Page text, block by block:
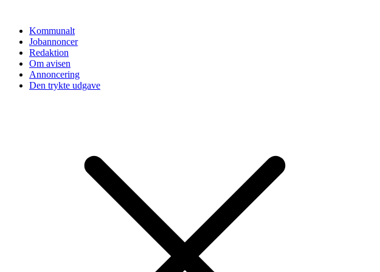
indholdKommunalt
Jobannoncer
Redaktion
Om avisen
Annoncering
Den trykte udgave